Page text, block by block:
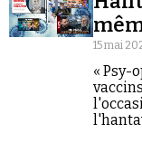
15 mai
« Psy-